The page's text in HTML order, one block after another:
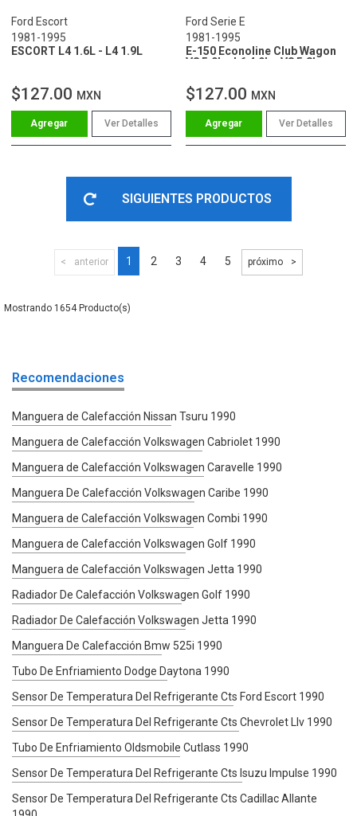
Ford Escort
1981-1995
ESCORT L4 1.6L - L4 1.9L
$127.00 MXN
Ver Detalles
Ford Serie E
1981-1995
E-150 Econoline Club Wagon
V8 5.0L - L6 4.9L - V8 5.8L
$127.00 MXN
Ver Detalles
SIGUIENTES PRODUCTOS
anterior 1 2 3 4 5 próximo
1654
Recomendaciones
Manguera de Calefacción Nissan Tsuru 1990
Manguera de Calefacción Volkswagen Cabriolet 1990
Manguera de Calefacción Volkswagen Caravelle 1990
Manguera De Calefacción Volkswagen Caribe 1990
Manguera de Calefacción Volkswagen Combi 1990
Manguera de Calefacción Volkswagen Golf 1990
Manguera de Calefacción Volkswagen Jetta 1990
Radiador De Calefacción Volkswagen Golf 1990
Radiador De Calefacción Volkswagen Jetta 1990
Manguera De Calefacción Bmw 525i 1990
Tubo De Enfriamiento Dodge Daytona 1990
Sensor De Temperatura Del Refrigerante Cts Ford Escort 1990
Sensor De Temperatura Del Refrigerante Cts Chevrolet Llv 1990
Tubo De Enfriamiento Oldsmobile Cutlass 1990
Sensor De Temperatura Del Refrigerante Cts Isuzu Impulse 1990
Sensor De Temperatura Del Refrigerante Cts Cadillac Allante